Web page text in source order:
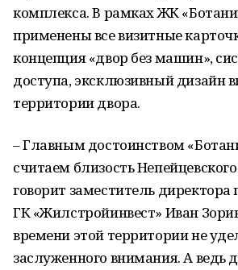
комплекса. В рамках ЖК
применены все визитные
концепция «двор без машин»,
доступа, эксклюзивный дизайн
территории двора.
– Главным достоинством
считаем близость
говорит заместитель директора
ГК «Жилстройинвест» Иван
времени этой территории не
заслуженного внимания. А ведь